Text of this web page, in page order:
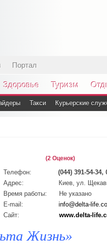
Портал
Здоровье Туризм
Такси Курьерские
(2 Оценок)
Телефон:
(044) 391-54-34,
Адрес:
Киев, ул.
Время работы:
Не указано
E-mail:
info@delta-
Сайт:
www.delta-
Жизнь»